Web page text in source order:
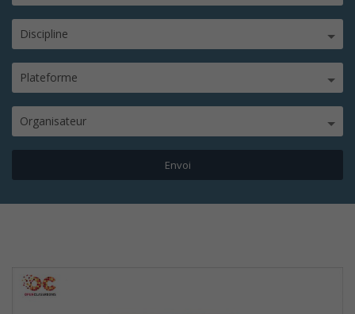
Discipline
Plateforme
Organisateur